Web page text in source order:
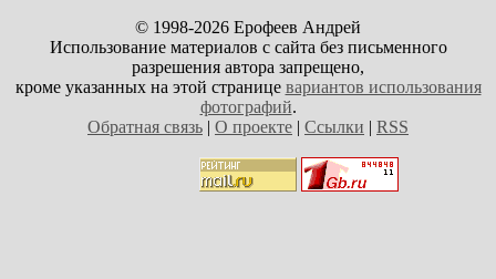
© 1998-2026 Ерофеев Андрей
Использование материалов с сайта без письменного
разрешения автора запрещено,
кроме указанных на этой странице вариантов использования
фотографий.
Обратная связь | О проекте | Ссылки | RSS